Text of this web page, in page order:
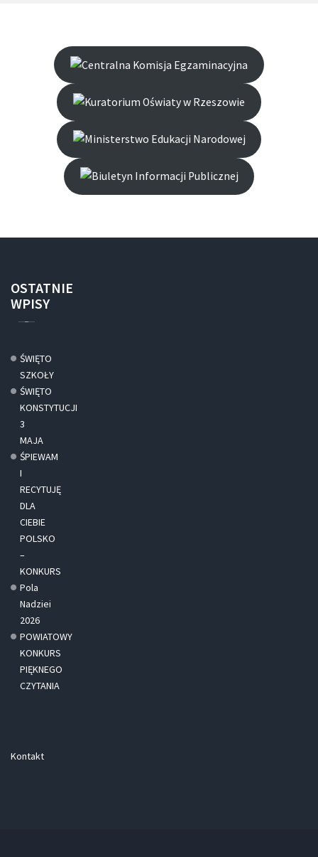
OSTATNIE
WPISY
ŚWIĘTO
SZKOŁY
ŚWIĘTO
KONSTYTUCJI
3
MAJA
ŚPIEWAM
I
RECYTUJĘ
DLA
CIEBIE
POLSKO
–
KONKURS
Pola
Nadziei
2026
POWIATOWY
KONKURS
PIĘKNEGO
CZYTANIA
Kontakt